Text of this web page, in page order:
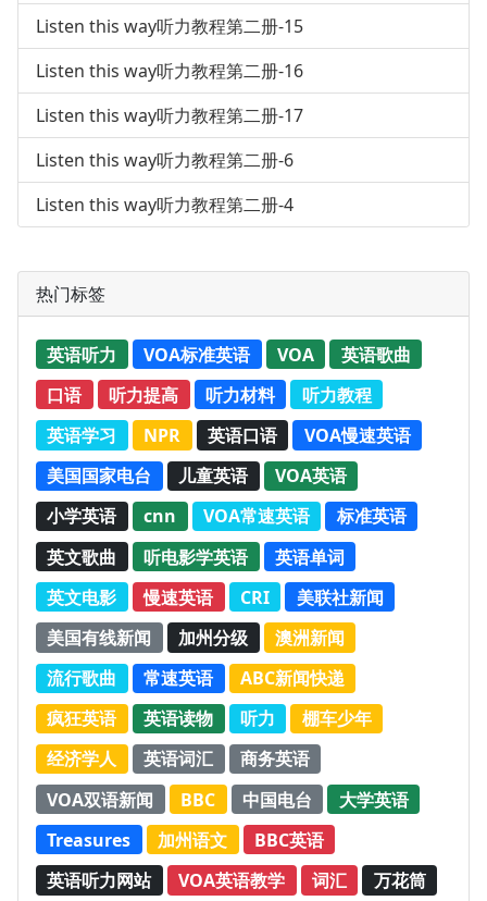
Listen this way听力教程第二册-15
Listen this way听力教程第二册-16
Listen this way听力教程第二册-17
Listen this way听力教程第二册-6
Listen this way听力教程第二册-4
热门标签
英语听力 VOA标准英语 VOA
英语歌曲
口语
听力提高 听力材料
听力教程
英语学习
NPR 英语口语
VOA慢速英语
美国国家电台
儿童英语
VOA英语
小学英语
cnn VOA常速英语
标准英语
英文歌曲
听电影学英语
英语单词
英文电影
慢速英语 CRI
美联社新闻
美国有线新闻
加州分级
澳洲新闻
流行歌曲
常速英语
ABC新闻快递
疯狂英语
英语读物 听力
棚车少年
经济学人
英语词汇
商务英语
VOA双语新闻
BBC 中国电台
大学英语
Treasures
加州语文
BBC英语
英语听力网站
VOA英语教学 词汇 万花筒